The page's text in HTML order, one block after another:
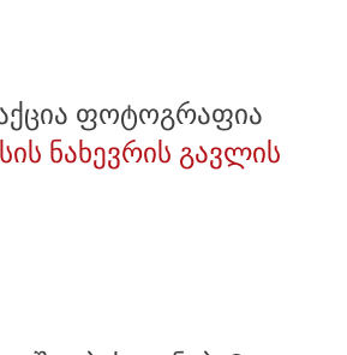
ფოტოგრაფია
ნახევრის გავლის